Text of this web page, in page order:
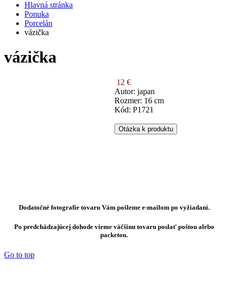
Hlavná stránka
Ponuka
Porcelán
vázička
vázička
12 €
Autor: japan
Rozmer: 16 cm
Kód: P1721
Otázka k produktu
Dodatočné fotografie tovaru Vám pošleme e-mailom po vyžiadaní.
Po predchádzajúcej dohode vieme väčšinu tovaru poslať poštou alebo
packetou.
Go to top